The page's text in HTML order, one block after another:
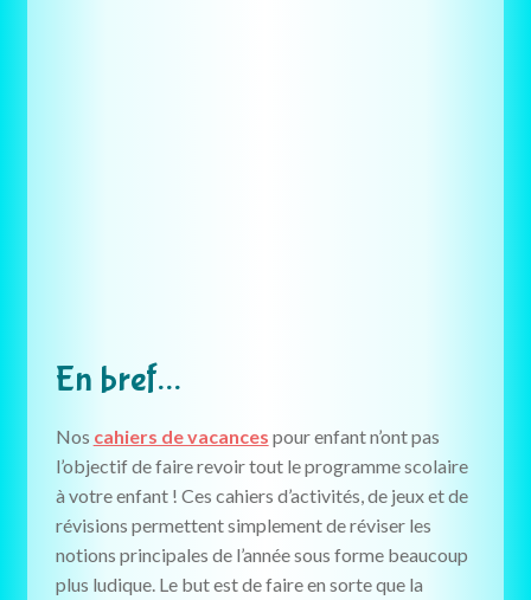
En bref…
Nos cahiers de vacances pour enfant n’ont pas
l’objectif de faire revoir tout le programme scolaire
à votre enfant ! Ces cahiers d’activités, de jeux et de
révisions permettent simplement de réviser les
notions principales de l’année sous forme beaucoup
plus ludique. Le but est de faire en sorte que la